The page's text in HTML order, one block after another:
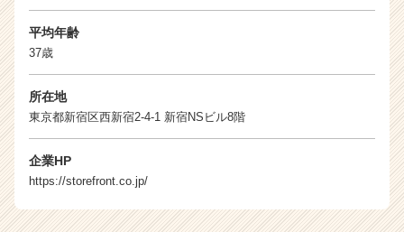
e
e
C
r
平均年齢
37歳
所在地
東京都新宿区西新宿2-4-1 新宿NSビル8階
企業HP
https://storefront.co.jp/